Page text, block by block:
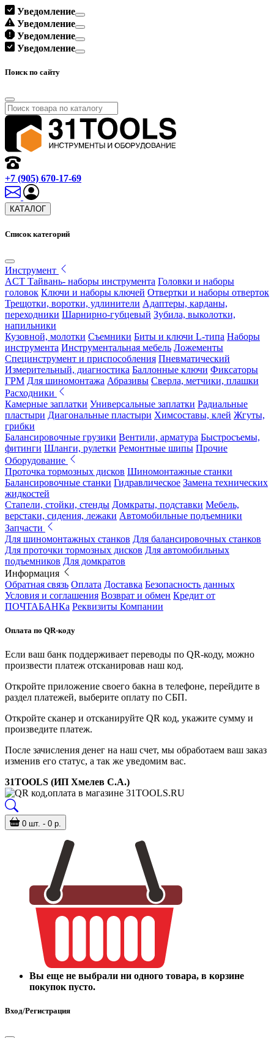
Уведомление
Уведомление
Уведомление
Уведомление
Поиск по сайту
+7 (905) 670-17-69
КАТАЛОГ
Список категорий
Инструмент
ACT Тайвань- наборы инструмента Головки и наборы
головок Ключи и наборы ключей Отвертки и наборы отверток
Трещотки, воротки, удлинители Адаптеры, карданы,
переходники Шарнирно-губцевый Зубила, выколотки,
напильники
Кузовной, молотки Съемники Биты и ключи L-типа Наборы
инструмента Инструментальная мебель Ложементы
Специнструмент и приспособления Пневматический
Измерительный, диагностика Баллонные ключи Фиксаторы
ГРМ Для шиномонтажа Абразивы Сверла, метчики, плашки
Расходники
Камерные заплатки Универсальные заплатки Радиальные
пластыри Диагональные пластыри Химсоставы, клей Жгуты,
грибки
Балансировочные грузики Вентили, арматура Быстросъемы,
фитинги Шланги, рулетки Ремонтные шипы Прочие
Оборудование
Проточка тормозных дисков Шиномонтажные станки
Балансировочные станки Гидравлическое Замена технических
жидкостей
Стапели, стойки, стенды Домкраты, подставки Мебель,
верстаки, сидения, лежаки Автомобильные подъемники
Запчасти
Для шиномонтажных станков Для балансировочных станков
Для проточки тормозных дисков Для автомобильных
подъемников Для домкратов
Информация
Обратная связь Оплата Доставка Безопасность данных
Условия и соглашения Возврат и обмен Кредит от
ПОЧТАБАНКа Реквизиты Компании
Оплата по QR-коду
Если ваш банк поддерживает переводы по QR-коду, можно
произвести платеж отсканировав наш код.
Откройте приложение своего бакна в телефоне, перейдите в
раздел платежей, выберите оплату по СБП.
Откройте сканер и отсканируйте QR код, укажите сумму и
произведите платеж.
После зачисления денег на наш счет, мы обработаем ваш заказ
изменив его статус, а так же уведомим вас.
31TOOLS (ИП Хмелев С.А.)
0 шт. - 0 р.
Вы еще не выбрали ни одного товара, в корзине
покупок пусто.
Вход/Регистрация